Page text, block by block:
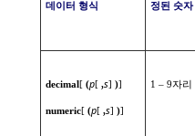
데이터 형식 정된 숫자
decimal [ (p[ ,s] )]
numeric[ (p[ ,s] )]
1 – 9자리